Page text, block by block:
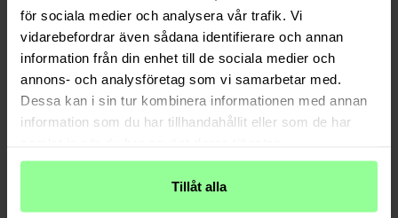
för sociala medier och analysera vår trafik. Vi
vidarebefordrar även sådana identifierare och annan
information från din enhet till de sociala medier och
annons- och analysföretag som vi samarbetar med.
Dessa kan i sin tur kombinera informationen med annan
information som du har tillhandahållit eller som de har
Tillåt alla
Displayschutz
9,95 €
0.3 mm
19,95 €